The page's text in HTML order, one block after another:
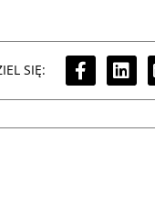
SIĘ: